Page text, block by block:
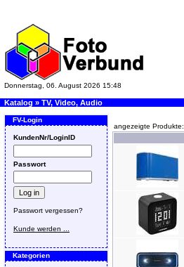
Donnerstag, 06. August 2026 15:48
Katalog » TV, Video, Audio
FV-Login
KundenNr/LoginID
Passwort
Passwort vergessen?
Kunde werden ...
Kategorien
angezeigte Produkte: